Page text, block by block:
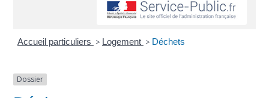
Accueil particuliers > Logement > Déchets
Dossier